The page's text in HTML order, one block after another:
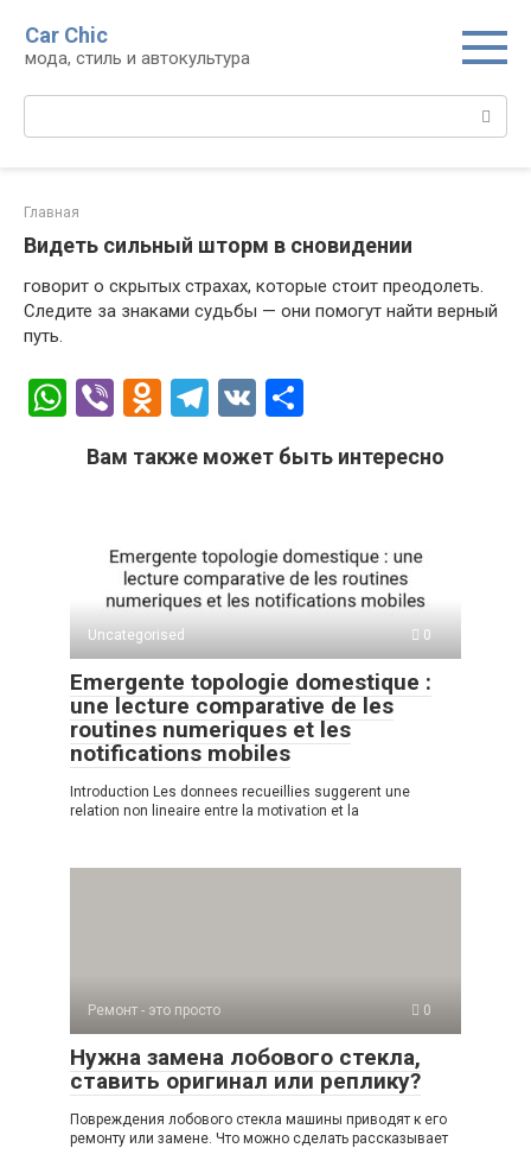
контенту
Car Chic
мода, стиль и автокультура
Поиск:
Главная
Видеть сильный шторм в сновидении
говорит о скрытых страхах, которые стоит преодолеть.
Следите за знаками судьбы — они помогут найти верный
путь.
W
at
p
Vi
er
O
n
kl
a
ss
ni
ki
T
e
a
m
V
п
а
в
и
ть
Вам также может быть интересно
Uncategorised 0
Emergente topologie domestique :
une lecture comparative de les
routines numeriques et les
notifications mobiles
Introduction Les donnees recueillies suggerent une
relation non lineaire entre la motivation et la
Ремонт - это просто 0
Нужна замена лобового стекла,
ставить оригинал или реплику?
Повреждения лобового стекла машины приводят к его
ремонту или замене. Что можно сделать рассказывает